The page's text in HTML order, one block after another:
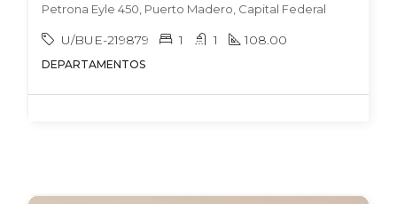
Petrona Eyle 450, Puerto Madero, Capital Federal
U/BUE-219879 1 1 108.00
DEPARTAMENTOS